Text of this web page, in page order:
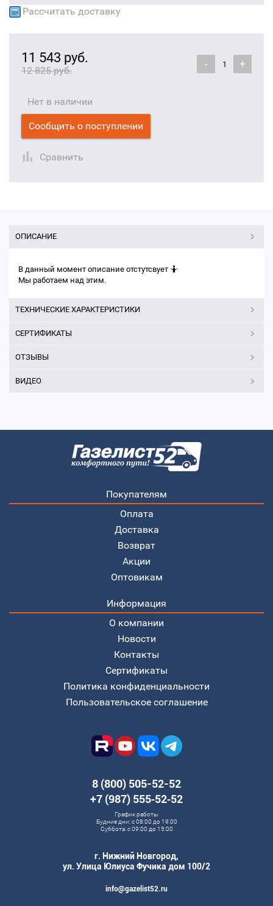
Рассчитать доставку
11 543 руб.
12 825 руб.
- +
Нет в наличии
Cообщить о поступлении
Сравнить
ОПИСАНИЕ
В данный момент описание отстутсвует 🤷
Мы работаем над этим.
ТЕХНИЧЕСКИЕ ХАРАКТЕРИСТИКИ
СЕРТИФИКАТЫ
ОТЗЫВЫ
ВИДЕО
Покупателям
Оплата
Доставка
Возврат
Акции
Оптовикам
Информация
О компании
Новости
Контакты
Сертификаты
Политика конфиденциальности
Пользовательское соглашение
8 (800) 505-52-52
+7 (987) 555‑52‑52
График работы
Будние дни: с 08:00 до 19:00
Суббота: с 09:00 до 15:00
г. Нижний Новгород,
ул. Улица Юлиуса Фучика дом 100/2
info@gazelist52.ru